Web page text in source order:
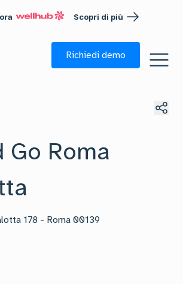
Scopri di più
Richiedi demo
Go Roma
178 - Roma 00139